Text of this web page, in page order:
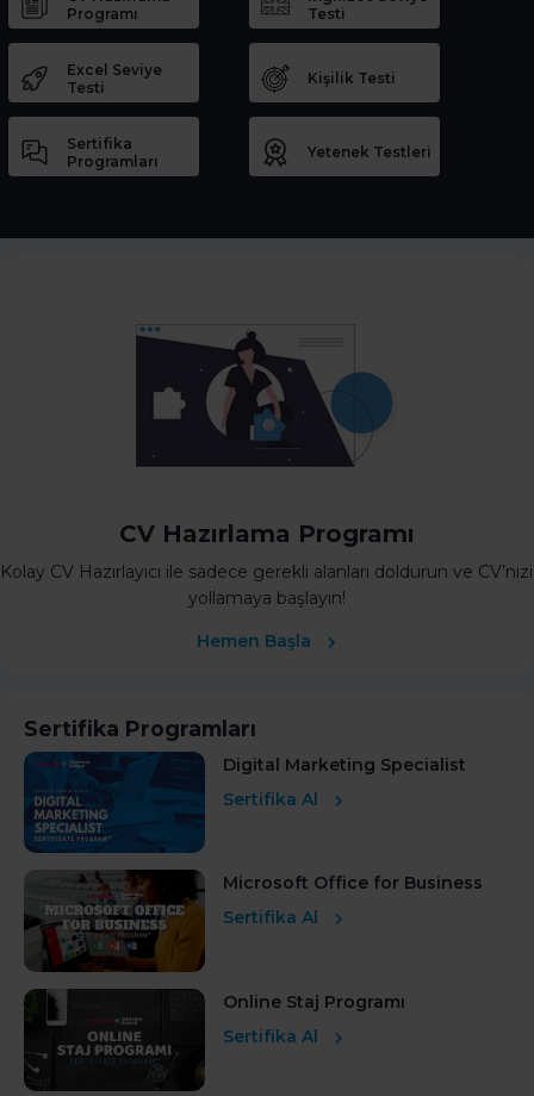
Programı
Testi
Excel Seviye
Testi
Kişilik Testi
Sertifika
Programları
Yetenek Testleri
CV Hazırlama Programı
Kolay CV Hazırlayıcı ile sadece gerekli alanları doldurun ve CV’nizi
yollamaya başlayın!
Hemen Başla
Sertifika Programları
Digital Marketing Specialist
Sertifika Al
Microsoft Office for Business
Sertifika Al
Online Staj Programı
Sertifika Al